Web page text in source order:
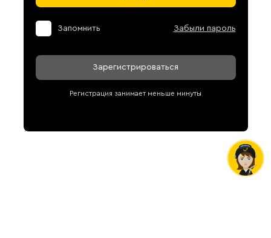
Запомнить Забыли пароль
Зарегистрироваться
Регистрация занимает меньше минуты